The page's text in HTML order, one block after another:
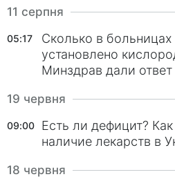
11 серпня
05:17
Сколько в
установлено
Минздрав дали ответ
19 червня
09:00
Есть ли дефицит?
наличие лекарств в
18 червня